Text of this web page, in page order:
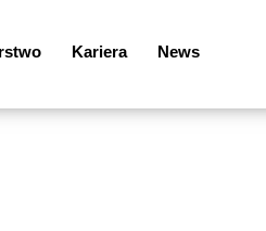
Kariera News